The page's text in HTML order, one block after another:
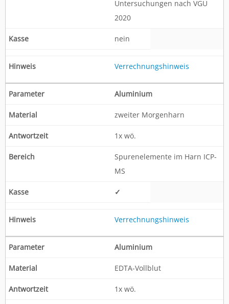
Untersuchungen nach VGÜ
2020
nein
Verrechnungshinweis
Aluminium
zweiter Morgenharn
1x wö.
Spurenelemente im Harn ICP-
MS
✓
Verrechnungshinweis
Aluminium
EDTA-Vollblut
1x wö.